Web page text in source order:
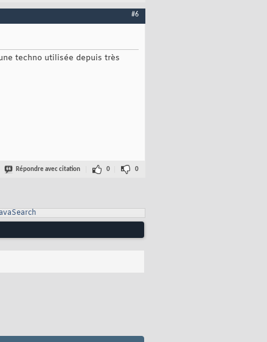
#6
techno utilisée depuis très
Répondre avec citation 0 0